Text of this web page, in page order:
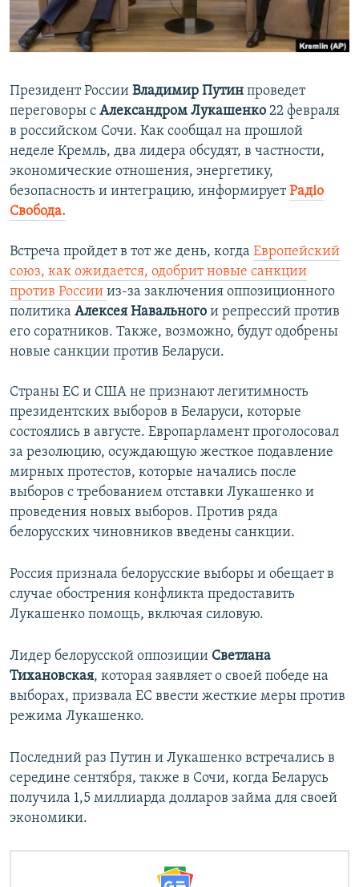
ПОБЕДИТЕЛЕЙ НЕ СУДЯТ?
КРЫМ.НЕПОКОРЕННЫЙ
УКРАИНСКАЯ ПРОБЛЕМА КРЫМА
ПРИСОЕДИНЯЙТЕСЬ!
Все сайты RFE/RL
Президент России Владимир Путин проведет
переговоры с Александром Лукашенко 22 февраля
в российском Сочи. Как сообщал на прошлой
неделе Кремль, два лидера обсудят, в частности,
экономические отношения, энергетику,
безопасность и интеграцию, информируетРадіо
Свобода.
Встреча пройдет в тот же день, когда Европейский
союз, как ожидается, одобрит новые санкции
против России из-за заключения оппозиционного
политика Алексея Навального и репрессий против
его соратников. Также, возможно, будут одобрены
новые санкции против Беларуси.
Страны ЕС и США не признают легитимность
президентских выборов в Беларуси, которые
состоялись в августе. Европарламент проголосовал
за резолюцию, осуждающую жесткое подавление
мирных протестов, которые начались после
выборов с требованием отставки Лукашенко и
проведения новых выборов. Против ряда
белорусских чиновников введены санкции.
Россия признала белорусские выборы и обещает в
случае обострения конфликта предоставить
Лукашенко помощь, включая силовую.
Лидер белорусской оппозиции Светлана
Тихановская, которая заявляет о своей победе на
выборах, призвала ЕС ввести жесткие меры против
режима Лукашенко.
Последний раз Путин и Лукашенко встречались в
середине сентября, также в Сочи, когда Беларусь
получила 1,5 миллиарда долларов займа для своей
экономики.